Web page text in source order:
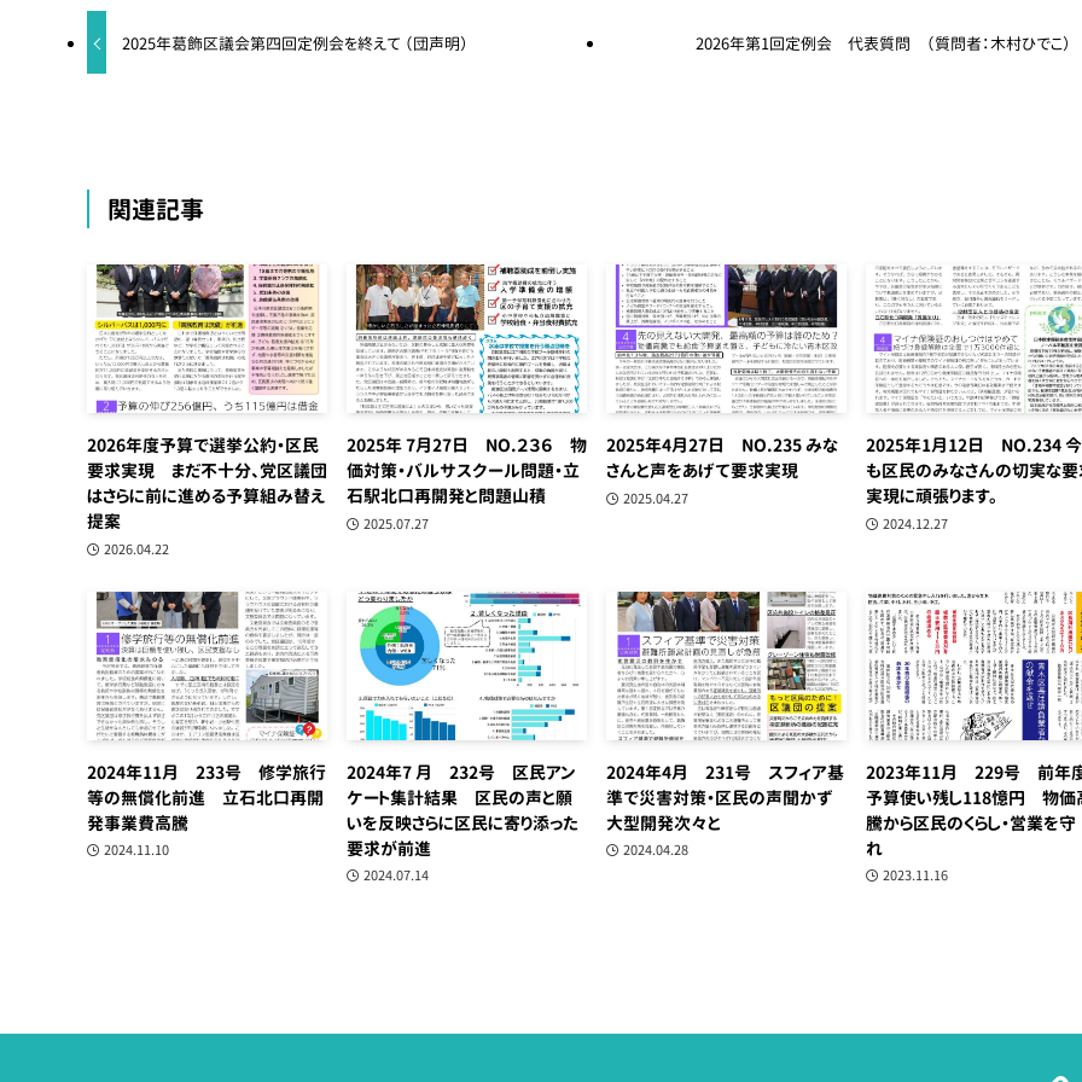
2025年葛飾区議会第四回定例会を終えて （団声明） 2026年第1回定例会 代表質問 （質問者：木村ひでこ）
関連記事
2026年度予算で選挙公約・区民
要求実現 まだ不十分、党区議団
はさらに前に進める予算組み替え
提案
2026.04.22
2025年 7月27日 NO.２３６ 物
価対策・バルサスクール問題・立
石駅北口再開発と問題山積
2025.07.27
2025年4月27日 NO.235 みな
さんと声をあげて要求実現
2025.04.27
2025年1月12日 NO.234
も区民のみなさんの切実な
実現に頑張ります。
2024.12.27
2024年11月 233号 修学旅行
等の無償化前進 立石北口再開
発事業費高騰
2024.11.10
2024年7 月 232号 区民アン
ケート集計結果 区民の声と願
いを反映さらに区民に寄り添った
要求が前進
2024.07.14
2024年4月 231号 スフィア基
準で災害対策・区民の声聞かず
大型開発次々と
2024.04.28
2023年11月 229号 前年
予算使い残し118憶円 物価
騰から区民のくらし・営業を守
れ
2023.11.16